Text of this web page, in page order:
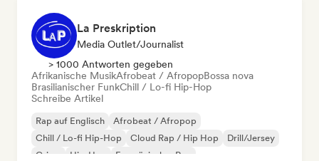
La Preskription
Media Outlet/Journalist
> 1000 Antworten gegeben
Afrikanische MusikAfrobeat / AfropopBossa nova
Brasilianischer FunkChill / Lo-fi Hip-Hop
Schreibe Artikel
Rap auf Englisch
Afrobeat / Afropop
Chill / Lo-fi Hip-Hop
Cloud Rap / Hip Hop
Drill/Jersey
Grime
Hip-Hop Französischer Rap